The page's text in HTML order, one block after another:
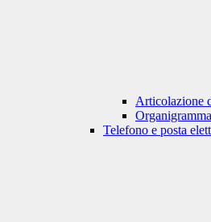
Articolazione
Organigramma
Telefono e posta